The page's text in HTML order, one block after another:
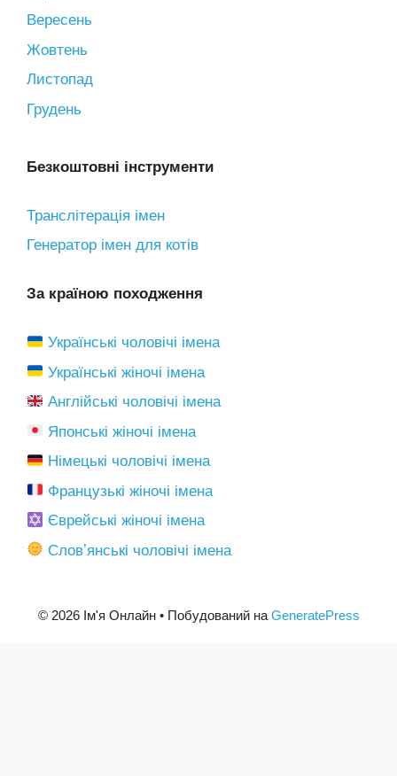
Вересень
Жовтень
Листопад
Грудень
Безкоштовні інструменти
Транслітерація імен
Генератор імен для котів
За країною походження
Українські чоловічі імена
Українські жіночі імена
Англійські чоловічі імена
Японські жіночі імена
Німецькі чоловічі імена
Французькі жіночі імена
Єврейські жіночі імена
Словʼянські чоловічі імена
© 2026 Ім'я Онлайн• Побудований на GeneratePress